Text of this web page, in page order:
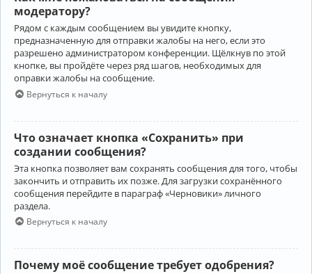
модератору?
Рядом с каждым сообщением вы увидите кнопку,
предназначенную для отправки жалобы на него, если это
разрешено администратором конференции. Щёлкнув по этой
кнопке, вы пройдёте через ряд шагов, необходимых для
оправки жалобы на сообщение.
Вернуться к началу
Что означает кнопка «Сохранить» при
создании сообщения?
Эта кнопка позволяет вам сохранять сообщения для того, чтобы
закончить и отправить их позже. Для загрузки сохранённого
сообщения перейдите в параграф «Черновики» личного
раздела.
Вернуться к началу
Почему моё сообщение требует одобрения?